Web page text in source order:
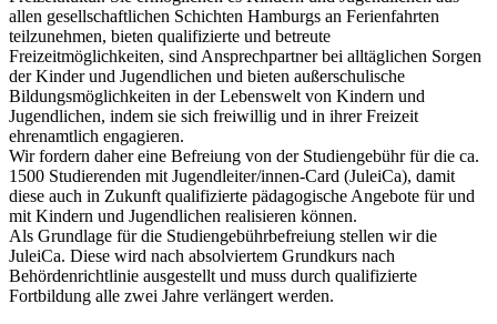
allen gesellschaftlichen Schichten Hamburgs an Ferienfahrten
teilzunehmen, bieten qualifizierte und betreute
Freizeitmöglichkeiten, sind Ansprechpartner bei alltäglichen Sorgen
der Kinder und Jugendlichen und bieten außerschulische
Bildungsmöglichkeiten in der Lebenswelt von Kindern und
Jugendlichen, indem sie sich freiwillig und in ihrer Freizeit
ehrenamtlich engagieren.
Wir fordern daher eine Befreiung von der Studiengebühr für die ca.
1500 Studierenden mit Jugendleiter/innen-Card (JuleiCa), damit
diese auch in Zukunft qualifizierte pädagogische Angebote für und
mit Kindern und Jugendlichen realisieren können.
Als Grundlage für die Studiengebührbefreiung stellen wir die
JuleiCa. Diese wird nach absolviertem Grundkurs nach
Behördenrichtlinie ausgestellt und muss durch qualifizierte
Fortbildung alle zwei Jahre verlängert werden.